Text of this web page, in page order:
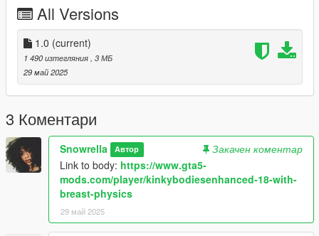
All Versions
1.0 (current)
1 490 изтегляния , 3 МБ
29 май 2025
3 Коментари
Snowrella Автор
Закачен коментар
Link to body: https://www.gta5-
mods.com/player/kinkybodiesenhanced-18-with-
breast-physics
29 май 2025